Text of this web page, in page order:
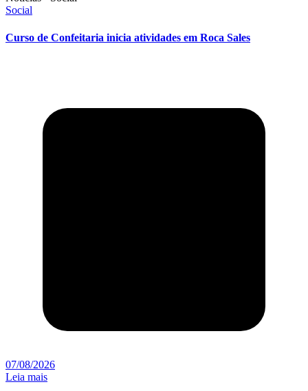
Social
Curso de Confeitaria inicia atividades em Roca Sales
07/08/2026
Leia mais